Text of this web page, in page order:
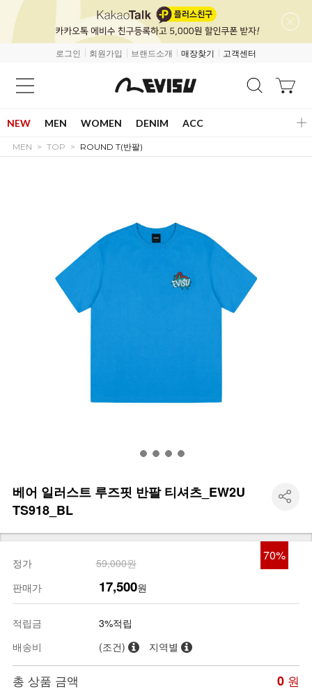
로그인 회원가입 브랜드소개 매장찾기 고객센터
NEW MEN WOMEN DENIM ACC
MEN TOP ROUND T(반팔)
베어 일러스트 루즈핏 반팔 티셔츠_EW2U
TS918_BL
70%
정가
59,000원
판매가
17,500원
적립금
3%적립
배송비
(조건) 지역별
총 상품 금액 0 원